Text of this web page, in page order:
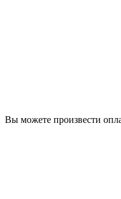
Вы можете произвести